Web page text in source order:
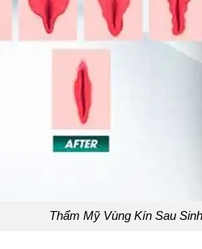
Thẩm Mỹ Vùng Kín Sau